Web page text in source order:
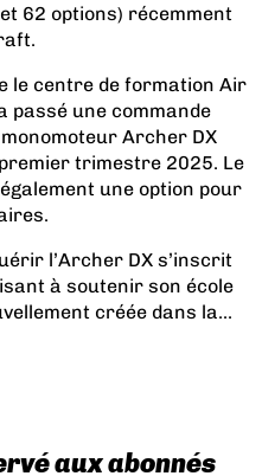
62 options) récemment
le centre de formation Air
passé une commande
Archer DX
trimestre 2025. Le
une option pour
l’Archer DX s’inscrit
à soutenir son école
créée dans la...
aux abonnés